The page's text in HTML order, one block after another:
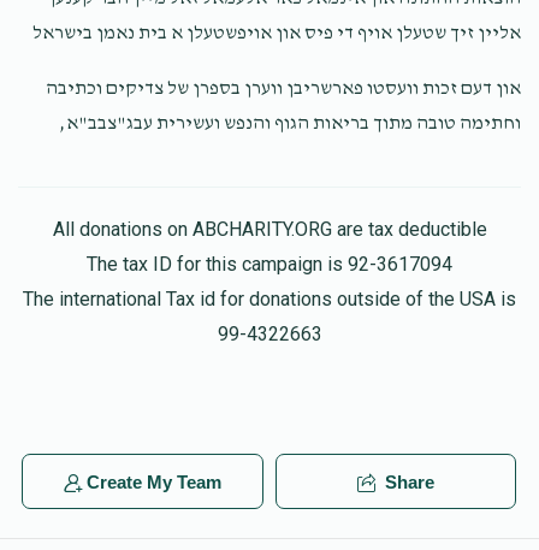
אליין זיך שטעלן אויף די פיס און אויפשטעלן א בית נאמן בישראל
און דעם זכות וועסטו פארשריבן ווערן בספרן של צדיקים וכתיבה
וחתימה טובה מתוך בריאות הגוף והנפש ועשירית עבג"צבב"א,
All donations on ABCHARITY.ORG are tax deductible
The tax ID for this campaign is 92-3617094
The international Tax id for donations outside of the USA is
99-4322663
Create My Team Share